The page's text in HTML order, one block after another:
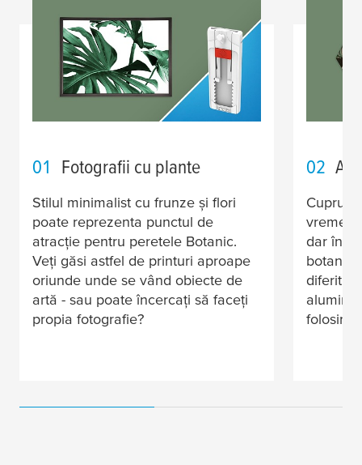
01 Fotografii cu plante
Stilul minimalist cu frunze și flori
poate reprezenta punctul de
atracție pentru peretele Botanic.
Veți găsi astfel de printuri aproape
oriunde unde se vând obiecte de
artă - sau poate încercați să faceți
propia fotografie?
02
Cuprul
vreme,
dar în
diferit.
folosind